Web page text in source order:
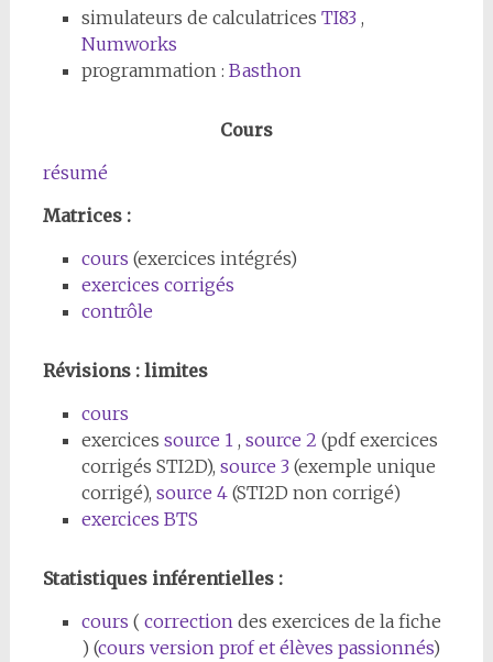
simulateurs de calculatrices TI83 ,
Numworks
programmation : Basthon
Cours
résumé
Matrices :
cours (exercices intégrés)
exercices corrigés
contrôle
Révisions : limites
cours
exercices source 1 , source 2 (pdf exercices
corrigés STI2D), source 3 (exemple unique
corrigé), source 4(STI2D non corrigé)
exercices BTS
Statistiques inférentielles :
cours ( correctiondes exercices de la fiche
) (cours version prof et élèves passionnés)